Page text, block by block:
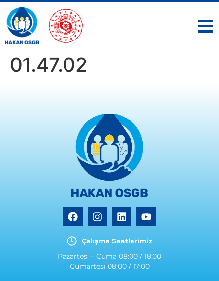
01.47.02
Çalışma Saatlerimiz
Pazartesi – Cuma 08:00 / 18:00
Cumartesi 08:00 / 17:00